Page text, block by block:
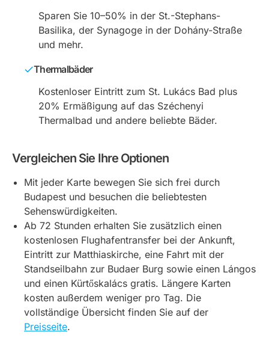
Sparen Sie 10–50% in der St.-Stephans-
Basilika, der Synagoge in der Dohány-Straße
und mehr.
Thermalbäder
Kostenloser Eintritt zum St. Lukács Bad plus
20% Ermäßigung auf das Széchenyi
Thermalbad und andere beliebte Bäder.
Vergleichen Sie Ihre Optionen
Mit jeder Karte bewegen Sie sich frei durch
Budapest und besuchen die beliebtesten
Sehenswürdigkeiten.
Ab 72 Stunden erhalten Sie zusätzlich einen
kostenlosen Flughafentransfer bei der Ankunft,
Eintritt zur Matthiaskirche, eine Fahrt mit der
Standseilbahn zur Budaer Burg sowie einen Lángos
und einen Kürtőskalács gratis. Längere Karten
kosten außerdem weniger pro Tag. Die
vollständige Übersicht finden Sie auf der
Preisseite.